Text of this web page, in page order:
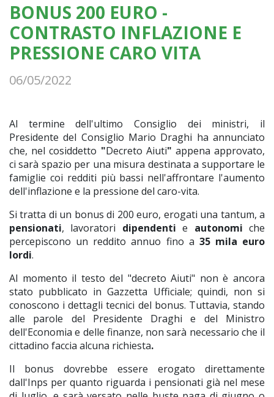
BONUS 200 EURO -
CONTRASTO INFLAZIONE E
PRESSIONE CARO VITA
06/05/2022
Al termine dell'ultimo Consiglio dei ministri, il
Presidente del Consiglio Mario Draghi ha annunciato
che, nel cosiddetto "Decreto Aiuti" appena approvato,
ci sarà spazio per una misura destinata a supportare le
famiglie coi redditi più bassi nell'affrontare l'aumento
dell'inflazione e la pressione del caro-vita.
Si tratta di un bonus di 200 euro, erogati una tantum, a
pensionati, lavoratori dipendenti e autonomi che
percepiscono un reddito annuo fino a 35 mila euro
lordi.
Al momento il testo del "decreto Aiuti" non è ancora
stato pubblicato in Gazzetta Ufficiale; quindi, non si
conoscono i dettagli tecnici del bonus. Tuttavia, stando
alle parole del Presidente Draghi e del Ministro
dell'Economia e delle finanze, non sarà necessario che il
cittadino faccia alcuna richiesta.
Il bonus dovrebbe essere erogato direttamente
dall'Inps per quanto riguarda i pensionati già nel mese